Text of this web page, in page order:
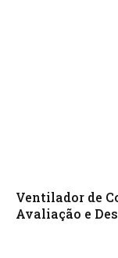
Ventilador de
Avaliação e